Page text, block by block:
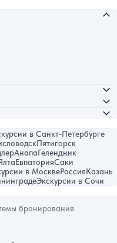
в Санкт-Петербурге
Пятигорск
АнапаГеленджик
ЕвпаторияСаки
в МосквеРоссияКазань
Экскурсии в Сочи
бронирования